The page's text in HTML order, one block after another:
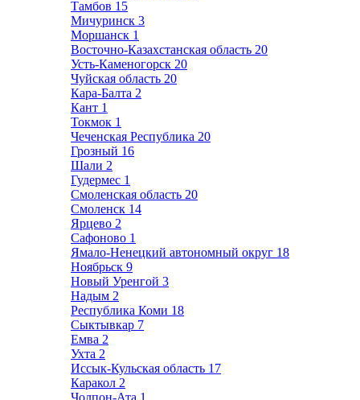
Тамбов 15
Мичуринск 3
Моршанск 1
Восточно-Казахстанская область 20
Усть-Каменогорск 20
Чуйская область 20
Кара-Балта 2
Кант 1
Токмок 1
Чеченская Республика 20
Грозный 16
Шали 2
Гудермес 1
Смоленская область 20
Смоленск 14
Ярцево 2
Сафоново 1
Ямало-Ненецкий автономный округ 18
Ноябрьск 9
Новый Уренгой 3
Надым 2
Республика Коми 18
Сыктывкар 7
Емва 2
Ухта 2
Иссык-Кульская область 17
Каракол 2
Чолпон-Ата 1